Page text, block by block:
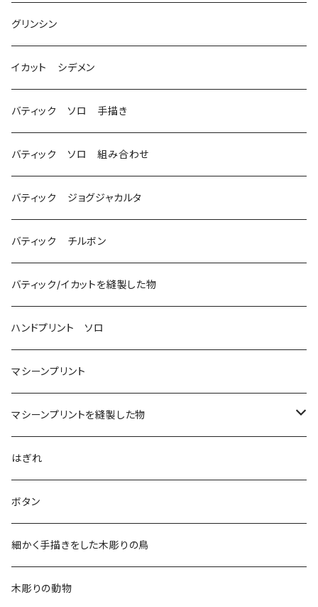
グリンシン
イカット シデメン
バティック ソロ 手描き
バティック ソロ 組み合わせ
バティック ジョグジャカルタ
バティック チルボン
バティック/イカットを縫製した物
ハンドプリント ソロ
マシーンプリント
マシーンプリントを縫製した物
アロハシャツ
2018
2019
ドレスシャツ
チュニック
リバーシブル 帽子
はぎれ
ボタン
細かく手描きをした木彫りの鳥
木彫りの動物